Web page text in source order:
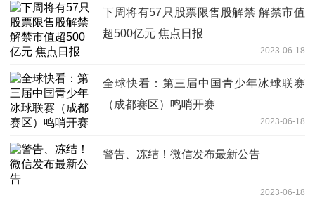
下周将有57只股票限售股解禁 解禁市值
超500亿元 焦点日报
2023-06-18
全球快看：第三届中国青少年冰球联赛
（成都赛区）鸣哨开赛
2023-06-18
警告、冻结！微信发布最新公告
2023-06-18